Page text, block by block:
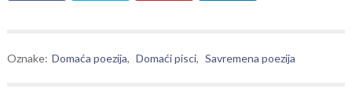
Oznake: Domaća poezija, Domaći pisci, Savremena poezija